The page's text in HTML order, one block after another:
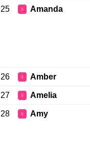
25 ♀ Amanda
26 ♀ Amber
27 ♀ Amelia
28 ♀ Amy